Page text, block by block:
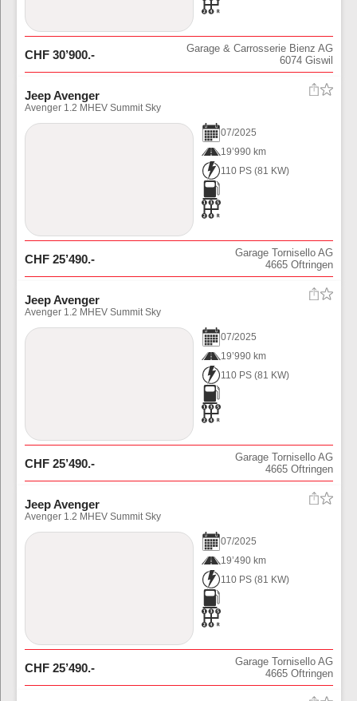
CHF 30’900.-
Garage & Carrosserie Bienz AG
6074 Giswil
Jeep Avenger
Avenger 1.2 MHEV Summit Sky
07/2025
19’990 km
110 PS (81 KW)
CHF 25’490.-
Garage Tornisello AG
4665 Oftringen
Jeep Avenger
Avenger 1.2 MHEV Summit Sky
07/2025
19’990 km
110 PS (81 KW)
CHF 25’490.-
Garage Tornisello AG
4665 Oftringen
Jeep Avenger
Avenger 1.2 MHEV Summit Sky
07/2025
19’490 km
110 PS (81 KW)
CHF 25’490.-
Garage Tornisello AG
4665 Oftringen